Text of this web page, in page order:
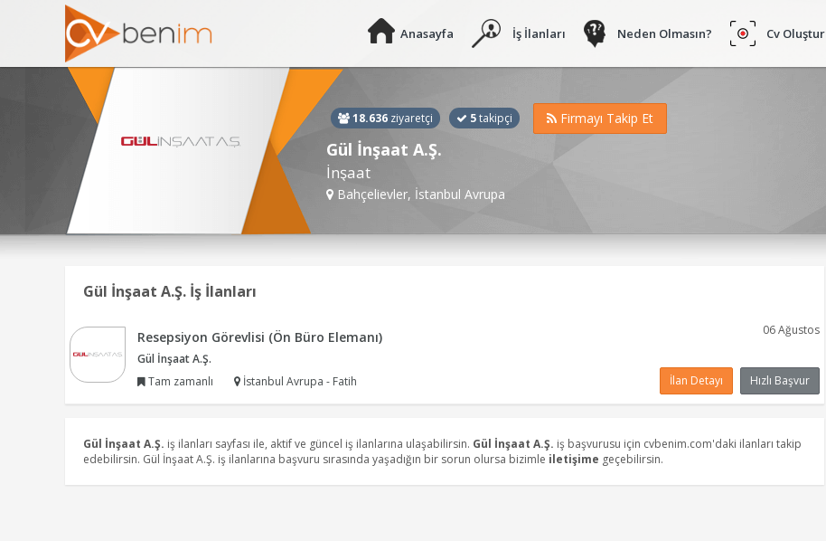
Anasayfa İş İlanları Neden Olmasın? Cv Oluştur
18.636 ziyaretçi 5takipçi Firmayı Takip Et
Gül İnşaat A.Ş.
İnşaat
Bahçelievler, İstanbul Avrupa
Gül İnşaat A.Ş. İş İlanları
İlan Detayı Hızlı Başvur
06 Ağustos
Resepsiyon Görevlisi (Ön Büro Elemanı)
Gül İnşaat A.Ş.
Tam zamanlı
İstanbul Avrupa - Fatih
Gül İnşaat A.Ş. iş ilanları sayfası ile, aktif ve güncel iş ilanlarına ulaşabilirsin. Gül İnşaat A.Ş. iş başvurusu için cvbenim.com'daki ilanları takip
edebilirsin. Gül İnşaat A.Ş. iş ilanlarına başvuru sırasında yaşadığın bir sorun olursa bizimle iletişime geçebilirsin.